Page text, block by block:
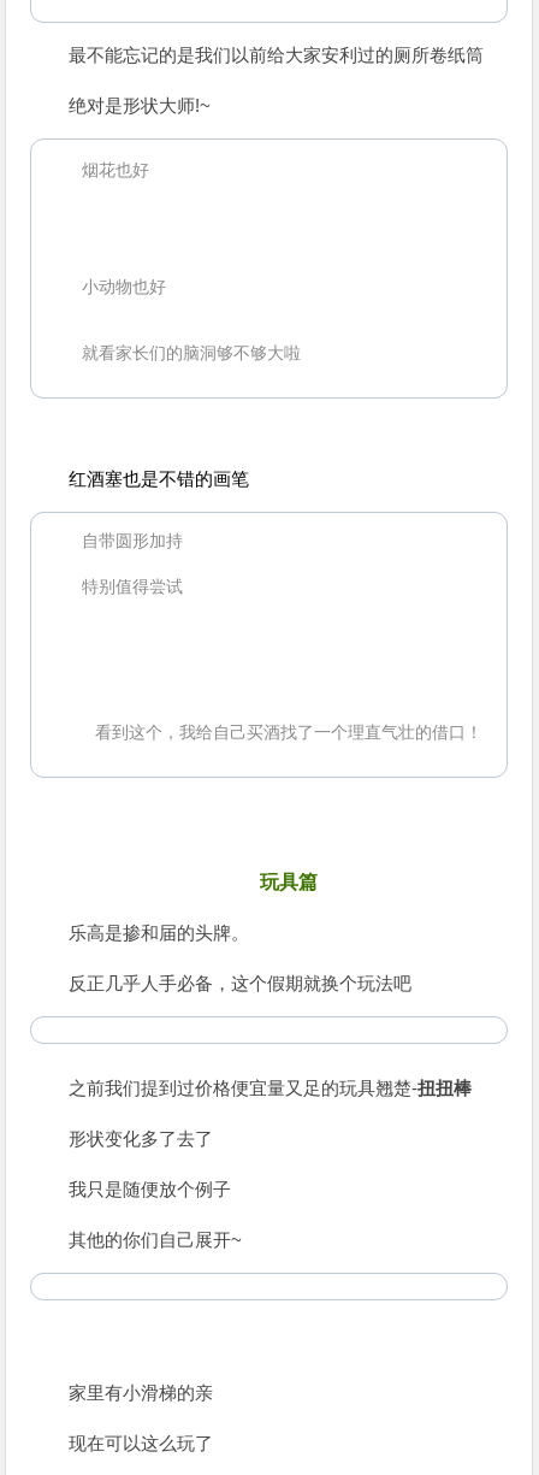
最不能忘记的是我们以前给大家安利过的厕所卷纸筒
绝对是形状大师!~
烟花也好
小动物也好
就看家长们的脑洞够不够大啦
红酒塞也是不错的画笔
自带圆形加持
特别值得尝试
看到这个，我给自己买酒找了一个理直气壮的借口！
玩具篇
乐高是掺和届的头牌。
反正几乎人手必备，这个假期就换个玩法吧
之前我们提到过价格便宜量又足的玩具翘楚-扭扭棒
形状变化多了去了
我只是随便放个例子
其他的你们自己展开~
家里有小滑梯的亲
现在可以这么玩了